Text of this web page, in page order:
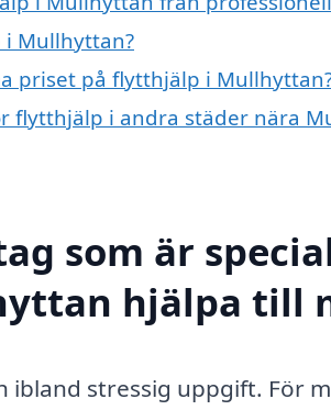
Mullhyttan?
priset på flytthjälp i
flytthjälp i andra städer nära
som är
hjälpa till
ibland stressig uppgift. För